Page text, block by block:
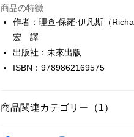
LINE Pay
Apple Pay
Google Pay
商品の特徴
作者：理查‧保羅‧伊凡斯（
宏 譯
出版社：未來出版
ISBN：9789862169575
商品関連カテゴリー（1）